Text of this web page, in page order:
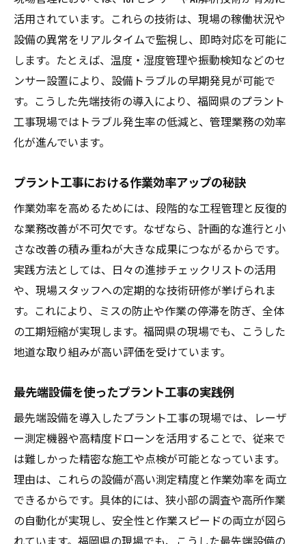
活用されています。これらの技術は、現場の稼働状況や
設備の異常をリアルタイムで監視し、即時対応を可能に
します。たとえば、温度・湿度管理や振動検知などのセ
ンサー設置により、設備トラブルの早期発見が可能で
す。こうした先端技術の導入により、福岡県のプラント
工事現場ではトラブル発生率の低減と、管理業務の効率
化が進んでいます。
プラント工事における作業効率アップの秘訣
作業効率を高めるためには、段階的な工程管理と反復的
な業務改善が不可欠です。なぜなら、計画的な進行と小
さな改善の積み重ねが大きな成果につながるからです。
実践方法としては、日々の進捗チェックリストの活用
や、現場スタッフへの定期的な技術研修が挙げられま
す。これにより、ミスの防止や作業の停滞を防ぎ、全体
の工期短縮が実現します。福岡県の現場でも、こうした
地道な取り組みが高い評価を受けています。
最先端設備を使ったプラント工事の実践例
最先端設備を導入したプラント工事の現場では、レーザ
ー測定機器や高精度ドローンを活用することで、従来で
は難しかった精密な施工や点検が可能となっています。
理由は、これらの設備が高い測定精度と作業効率を両立
できるからです。具体的には、狭小部の調査や高所作業
の自動化が実現し、安全性と作業スピードの両立が図ら
れています。福岡県の現場でも、こうした最先端設備の